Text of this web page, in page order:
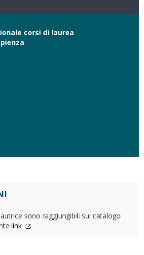
corsi di laurea
sono raggiungibili sul catalogo
link